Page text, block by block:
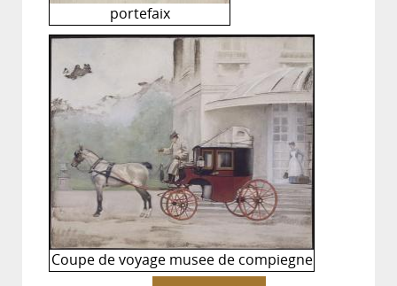
portefaix
Coupe de voyage musee de compiegne